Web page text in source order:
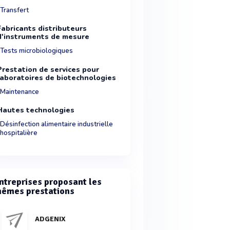
Transfert
distributeurs
de mesure
Tests microbiologiques
de services pour
de biotechnologies
Maintenance
technologies
Désinfection alimentaire industrielle
hospitalière
proposant les
prestations
ADGENIX